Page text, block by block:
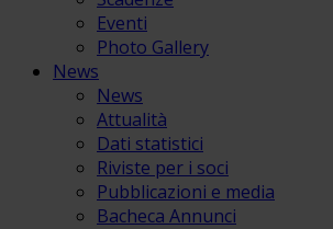
Eventi
Photo Gallery
News
News
Attualità
Dati statistici
Riviste per i soci
Pubblicazioni e media
Bacheca Annunci